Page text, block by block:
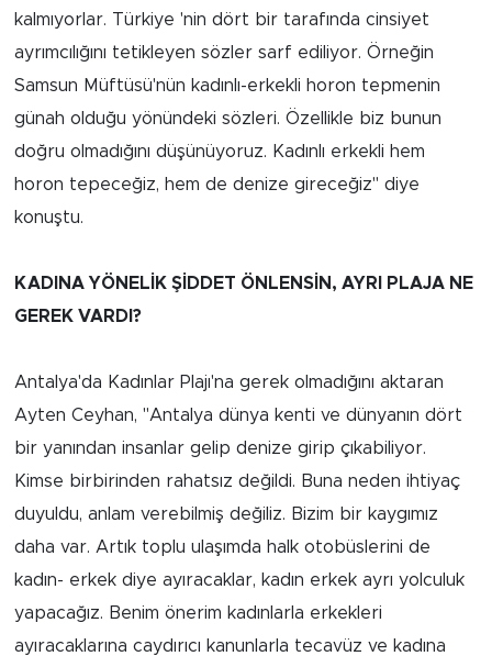
kalmıyorlar. Türkiye 'nin dört bir tarafında cinsiyet
ayrımcılığını tetikleyen sözler sarf ediliyor. Örneğin
Samsun Müftüsü'nün kadınlı-erkekli horon tepmenin
günah olduğu yönündeki sözleri. Özellikle biz bunun
doğru olmadığını düşünüyoruz. Kadınlı erkekli hem
horon tepeceğiz, hem de denize gireceğiz" diye
konuştu.
KADINA YÖNELİK ŞİDDET ÖNLENSİN, AYRI PLAJA NE
GEREK VARDI?
Antalya'da Kadınlar Plajı'na gerek olmadığını aktaran
Ayten Ceyhan, "Antalya dünya kenti ve dünyanın dört
bir yanından insanlar gelip denize girip çıkabiliyor.
Kimse birbirinden rahatsız değildi. Buna neden ihtiyaç
duyuldu, anlam verebilmiş değiliz. Bizim bir kaygımız
daha var. Artık toplu ulaşımda halk otobüslerini de
kadın- erkek diye ayıracaklar, kadın erkek ayrı yolculuk
yapacağız. Benim önerim kadınlarla erkekleri
ayıracaklarına caydırıcı kanunlarla tecavüz ve kadına
Doğanşehir
Kale
Pütürge
Siyaset